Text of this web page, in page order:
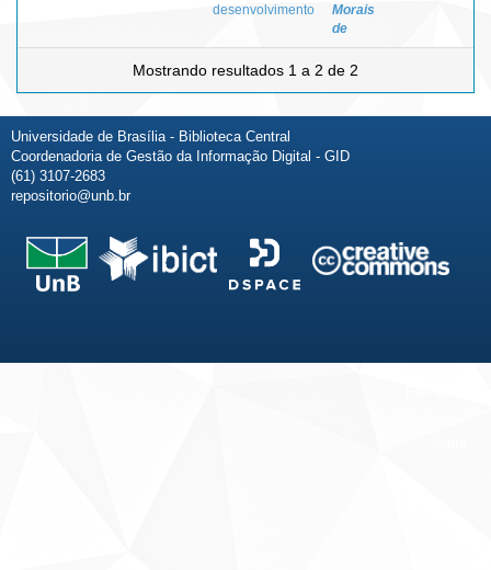
desenvolvimento
Morais
de
Mostrando resultados 1 a 2 de 2
Universidade de Brasília - Biblioteca Central
Coordenadoria de Gestão da Informação Digital - GID
(61) 3107-2683
repositorio@unb.br